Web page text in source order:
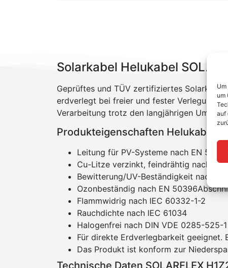
um
auf
Solarkabel Helukabel
Geprüftes und TÜV zertifiziertes
erdverlegt bei freier und fester Verlegung
Verarbeitung trotz den langjährigen
Produkteigenschaften Helukabel
Leitung für PV-Systeme nach EN 50618
Cu-Litze verzinkt, feindrähtig nach
Bewitterung/UV-Beständigkeit nach
Ozonbeständig nach EN
Flammwidrig nach IEC 60332-1-2
Rauchdichte nach IEC 61034
Halogenfrei nach DIN VDE 0285-525-
Für direkte Erdverlegbarkeit geeignet.
Das Produkt ist konform zur
Technische Daten SOLARFLEX